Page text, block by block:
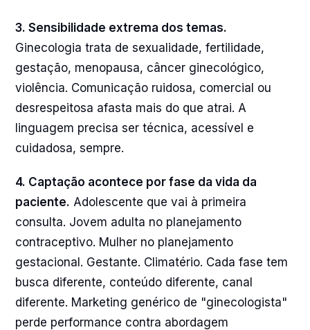
3. Sensibilidade extrema dos temas.
Ginecologia trata de sexualidade, fertilidade,
gestação, menopausa, câncer ginecológico,
violência. Comunicação ruidosa, comercial ou
desrespeitosa afasta mais do que atrai. A
linguagem precisa ser técnica, acessível e
cuidadosa, sempre.
4. Captação acontece por fase da vida da
paciente. Adolescente que vai à primeira
consulta. Jovem adulta no planejamento
contraceptivo. Mulher no planejamento
gestacional. Gestante. Climatério. Cada fase tem
busca diferente, conteúdo diferente, canal
diferente. Marketing genérico de "ginecologista"
perde performance contra abordagem